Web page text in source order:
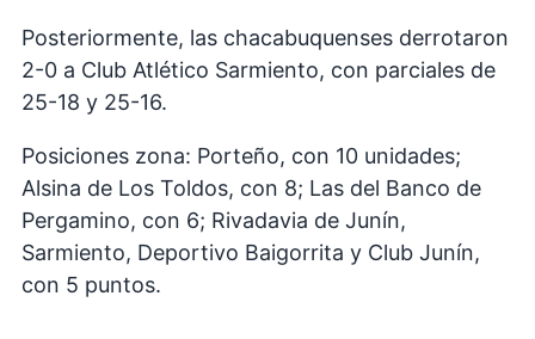
Posteriormente, las chacabuquenses derrotaron
2-0 a Club Atlético Sarmiento, con parciales de
25-18 y 25-16.
Posiciones zona: Porteño, con 10 unidades;
Alsina de Los Toldos, con 8; Las del Banco de
Pergamino, con 6; Rivadavia de Junín,
Sarmiento, Deportivo Baigorrita y Club Junín,
con 5 puntos.